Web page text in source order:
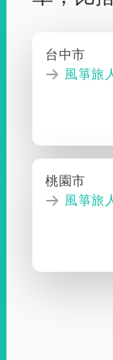
台中市
風箏旅
桃園市
風箏旅